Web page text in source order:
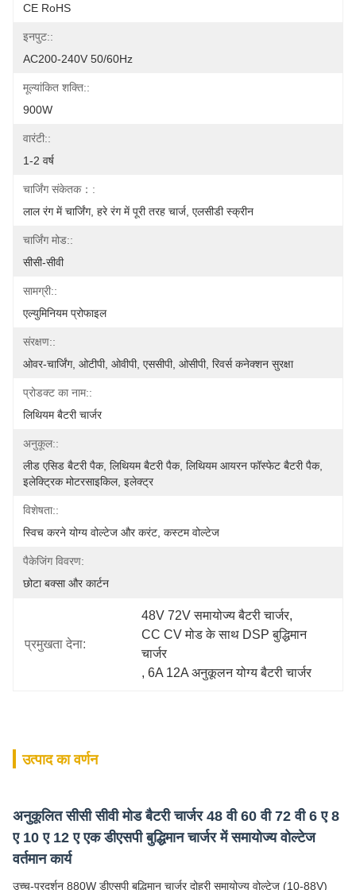
CE RoHS
इनपुट::
AC200-240V 50/60Hz
मूल्यांकित शक्ति::
900W
वारंटी::
1-2 वर्ष
चार्जिंग संकेतक：:
लाल रंग में चार्जिंग, हरे रंग में पूरी तरह चार्ज, एलसीडी स्क्रीन
चार्जिंग मोड::
सीसी-सीवी
सामग्री::
एल्युमिनियम प्रोफाइल
संरक्षण::
ओवर-चार्जिंग, ओटीपी, ओवीपी, एससीपी, ओसीपी, रिवर्स कनेक्शन सुरक्षा
प्रोडक्ट का नाम::
लिथियम बैटरी चार्जर
अनुकूल::
लीड एसिड बैटरी पैक, लिथियम बैटरी पैक, लिथियम आयरन फॉस्फेट बैटरी पैक,
इलेक्ट्रिक मोटरसाइकिल, इलेक्ट्र
विशेषता::
स्विच करने योग्य वोल्टेज और करंट, कस्टम वोल्टेज
पैकेजिंग विवरण:
छोटा बक्सा और कार्टन
प्रमुखता देना:
48V 72V समायोज्य बैटरी चार्जर,
CC CV मोड के साथ DSP बुद्धिमान
चार्जर
, 6A 12A अनुकूलन योग्य बैटरी चार्जर
उत्पाद का वर्णन
अनुकूलित सीसी सीवी मोड बैटरी चार्जर 48 वी 60 वी 72 वी 6 ए 8
ए 10 ए 12 ए एक डीएसपी बुद्धिमान चार्जर में समायोज्य वोल्टेज
वर्तमान कार्य
उच्च-प्रदर्शन 880W डीएसपी बुद्धिमान चार्जर दोहरी समायोज्य वोल्टेज (10-88V)